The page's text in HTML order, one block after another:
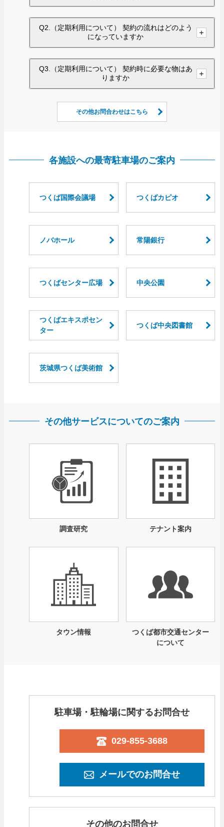
Q2.（定期利用について） 契約の流れはどのよう
になっていますか
Q3.（定期利用について） 契約時に必要な物はあ
りますか
その他お問合わせはこちら
各施設への最寄駐車場のご案内
つくば国際会議場 つくばカピオ
ノバホール 常陽銀行
つくばセンター広場 中央公園
つくばエキスポセン
ター
つくば中央図書館
茨城県つくば美術館
その他サービスについてのご案内
調査研究 テナント案内
タウン情報
つくば都市交通センター
について
駐車場・駐輪場に関するお問合せ
029-855-3688
メールでのお問合せ
その他のお問合せ